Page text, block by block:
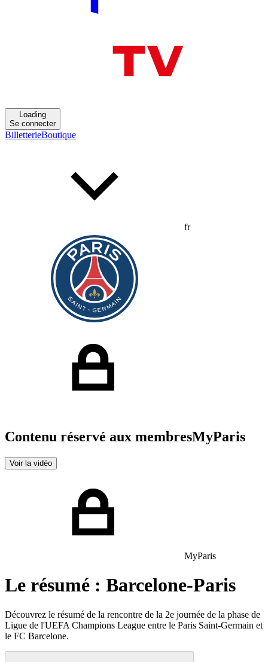
Loading
Se connecter
BilletterieBoutique
fr
Contenu réservé aux membresMyParis
Voir la vidéo
MyParis
Le résumé : Barcelone-Paris
Découvrez le résumé de la rencontre de la 2e journée de la phase de
Ligue de l'UEFA Champions League entre le Paris Saint-Germain et
le FC Barcelone.